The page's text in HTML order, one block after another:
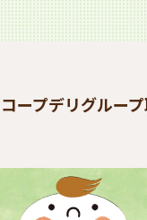
ープデリグルー